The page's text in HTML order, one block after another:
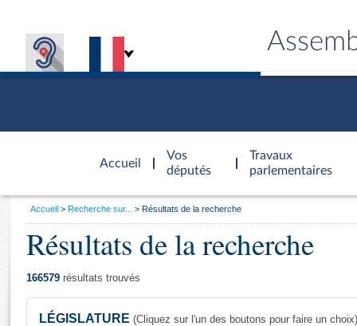
Accueil
d'accueil
Vos
députés
Travaux
parlementaires
Général
Vous
Accueil Recherche sur... Résultats de la recherche
Résultats de la recherche
166579 résultats trouvés
LÉGISLATURE (Cliquez sur l'un des boutons pour faire un choix)